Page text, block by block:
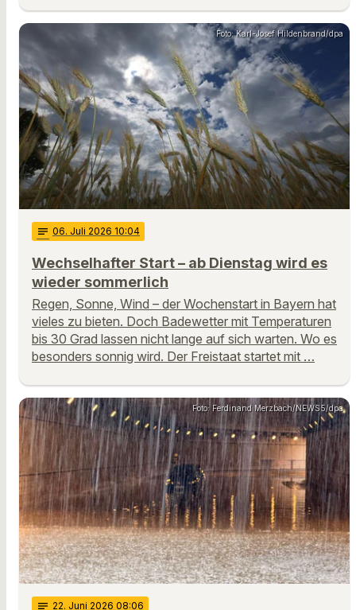
Foto: Karl-Josef Hildenbrand/dpa
notes 06. Juli 2026 10:04
Wechselhafter Start – ab Dienstag wird es
wieder sommerlich
Regen, Sonne, Wind – der Wochenstart in Bayern hat
vieles zu bieten. Doch Badewetter mit Temperaturen
bis 30 Grad lassen nicht lange auf sich warten. Wo es
besonders sonnig wird. Der Freistaat startet mit …
Foto: Ferdinand Merzbach/NEWS5/dpa
notes 22. Juni 2026 08:06